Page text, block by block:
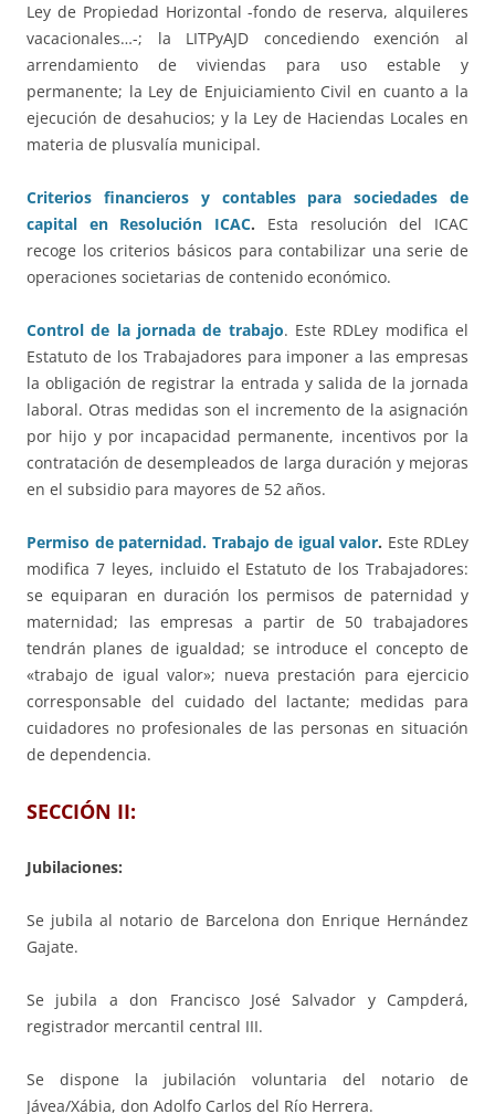
Ley de Propiedad Horizontal -fondo de reserva, alquileres
vacacionales…-; la LITPyAJD concediendo exención al
arrendamiento de viviendas para uso estable y
permanente; la Ley de Enjuiciamiento Civil en cuanto a la
ejecución de desahucios; y la Ley de Haciendas Locales en
materia de plusvalía municipal.
Criterios financieros y contables para sociedades de
capital en Resolución ICAC. Esta resolución del ICAC
recoge los criterios básicos para contabilizar una serie de
operaciones societarias de contenido económico.
Control de la jornada de trabajo. Este RDLey modifica el
Estatuto de los Trabajadores para imponer a las empresas
la obligación de registrar la entrada y salida de la jornada
laboral. Otras medidas son el incremento de la asignación
por hijo y por incapacidad permanente, incentivos por la
contratación de desempleados de larga duración y mejoras
en el subsidio para mayores de 52 años.
Permiso de paternidad. Trabajo de igual valor. Este RDLey
modifica 7 leyes, incluido el Estatuto de los Trabajadores:
se equiparan en duración los permisos de paternidad y
maternidad; las empresas a partir de 50 trabajadores
tendrán planes de igualdad; se introduce el concepto de
«trabajo de igual valor»; nueva prestación para ejercicio
corresponsable del cuidado del lactante; medidas para
cuidadores no profesionales de las personas en situación
de dependencia.
SECCIÓN II:
Jubilaciones:
Se jubila al notario de Barcelona don Enrique Hernández
Gajate.
Se jubila a don Francisco José Salvador y Campderá,
registrador mercantil central III.
Se dispone la jubilación voluntaria del notario de
Jávea/Xábia, don Adolfo Carlos del Río Herrera.